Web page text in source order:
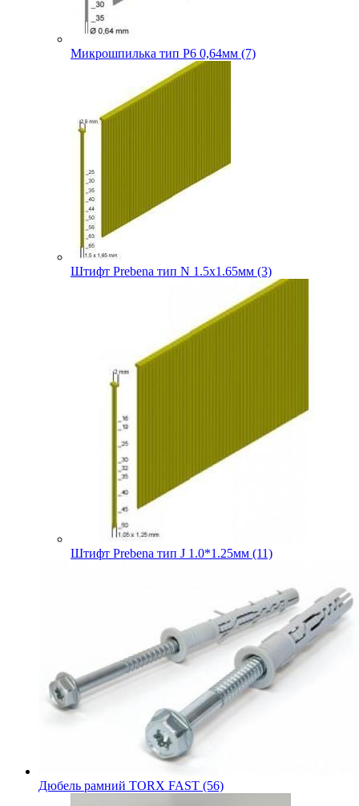
Микрошпилька тип P6 0,64мм (7)
Штифт Prebena тип N 1.5х1.65мм (3)
Штифт Prebena тип J 1.0*1.25мм (11)
Дюбель рамний TORX FAST (56)